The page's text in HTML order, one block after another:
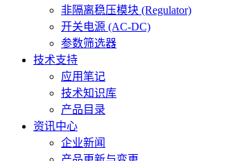
非隔离稳压模块 (Regulator)
开关电源 (AC-DC)
参数筛选器
技术支持
应用笔记
技术知识库
产品目录
资讯中心
企业新闻